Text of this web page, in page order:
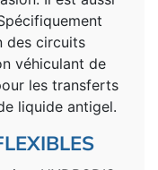
des circuits
véhiculant de
les transferts
liquide antigel.